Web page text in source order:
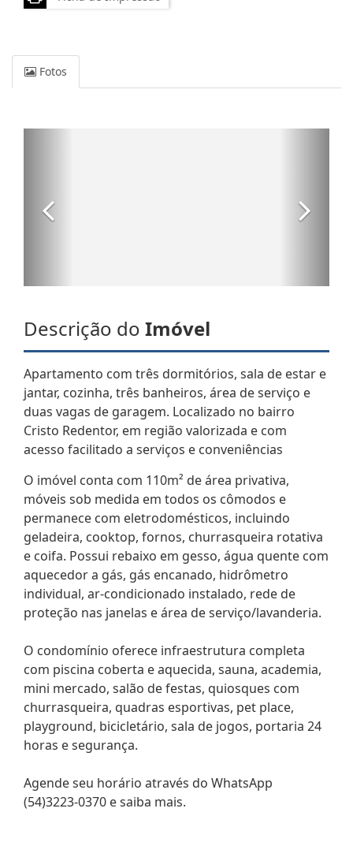
Fotos
Descrição do Imóvel
Apartamento com três dormitórios, sala de estar e
jantar, cozinha, três banheiros, área de serviço e
duas vagas de garagem. Localizado no bairro
Cristo Redentor, em região valorizada e com
acesso facilitado a serviços e conveniências
O imóvel conta com 110m² de área privativa,
móveis sob medida em todos os cômodos e
permanece com eletrodomésticos, incluindo
geladeira, cooktop, fornos, churrasqueira rotativa
e coifa. Possui rebaixo em gesso, água quente com
aquecedor a gás, gás encanado, hidrômetro
individual, ar-condicionado instalado, rede de
proteção nas janelas e área de serviço/lavanderia.
O condomínio oferece infraestrutura completa
com piscina coberta e aquecida, sauna, academia,
mini mercado, salão de festas, quiosques com
churrasqueira, quadras esportivas, pet place,
playground, bicicletário, sala de jogos, portaria 24
horas e segurança.
Agende seu horário através do WhatsApp
(54)3223-0370 e saiba mais.